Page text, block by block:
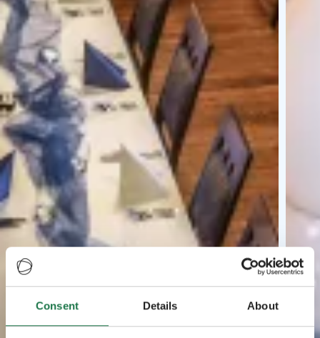
Consent Details About